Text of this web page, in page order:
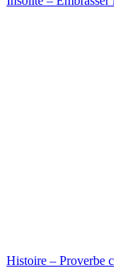
Histoire – Proverbe